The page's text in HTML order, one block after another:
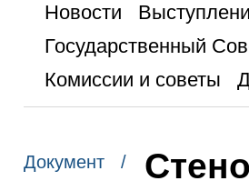
Новости
Государственный
Комиссии и советы
Документ /